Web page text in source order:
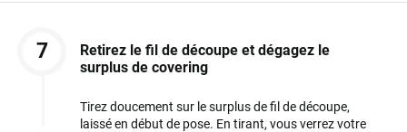
7
Retirez le fil de découpe et dégagez le
surplus de covering
Tirez doucement sur le surplus de fil de découpe,
laissé en début de pose. En tirant, vous verrez votre